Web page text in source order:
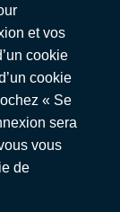
et vos
cookie
cookie
« Se
sera
vous
de